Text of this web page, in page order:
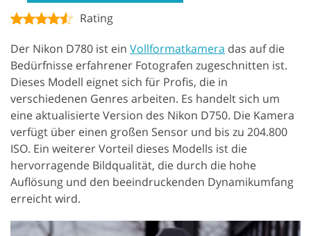
Rating
Der Nikon D780 ist ein Vollformatkamera das auf die
Bedürfnisse erfahrener Fotografen zugeschnitten ist.
Dieses Modell eignet sich für Profis, die in
verschiedenen Genres arbeiten. Es handelt sich um
eine aktualisierte Version des Nikon D750. Die Kamera
verfügt über einen großen Sensor und bis zu 204.800
ISO. Ein weiterer Vorteil dieses Modells ist die
hervorragende Bildqualität, die durch die hohe
Auflösung und den beeindruckenden Dynamikumfang
erreicht wird.